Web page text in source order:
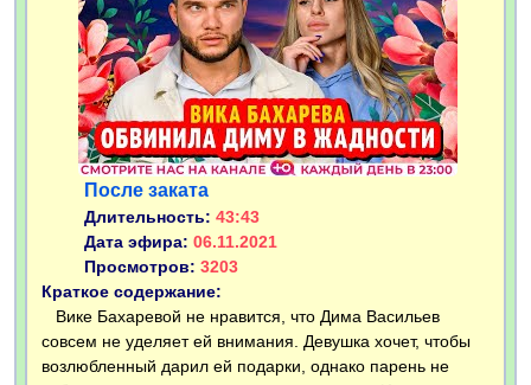
После заката
Длительность: 43:43
Дата эфира: 06.11.2021
Просмотров: 3203
Краткое содержание:
Вике Бахаревой не нравится, что Дима Васильев
совсем не уделяет ей внимания. Девушка хочет, чтобы
возлюбленный дарил ей подарки, однако парень не